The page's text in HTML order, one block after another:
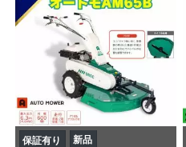
保証有り 新品